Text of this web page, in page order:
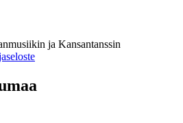
ja Kansantanssin